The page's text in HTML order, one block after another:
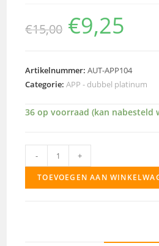
€15,00 €9,25
Artikelnummer:AUT-APP104
Categorie:APP - dubbel platinum
36 op voorraad (kan nabesteld
-
APP104
aantal
+
TOEVOEGEN AAN